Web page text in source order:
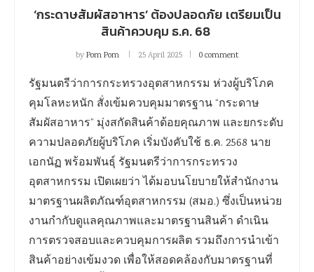
‘กระดาษสัมผัสอาหาร’ ต้องปลอดภัย เตรียมเป็น
สินค้าควบคุม ธ.ค. 68
byPom Pom 25 April 2025 0 comment
รัฐมนตรีว่าการกระทรวงอุตสาหกรรม ห่วงผู้บริโภค
คุมโลหะหนัก สั่งเข้มควบคุมมาตรฐาน “กระดาษ
สัมผัสอาหาร” มุ่งสกัดสินค้าด้อยคุณภาพ และยกระดับ
ความปลอดภัยผู้บริโภค เริ่มบังคับใช้ ธ.ค. 2568 นาย
เอกนัฏ พร้อมพันธุ์ รัฐมนตรีว่าการกระทรวง
อุตสาหกรรม เปิดเผยว่า ได้มอบนโยบายให้สำนักงาน
มาตรฐานผลิตภัณฑ์อุตสาหกรรม (สมอ.) ซึ่งเป็นหน่วย
งานกำกับดูแลคุณภาพและมาตรฐานสินค้า ดำเนิน
การตรวจสอบและควบคุมการผลิต รวมถึงการนำเข้า
สินค้าอย่างเข้มงวด เพื่อให้สอดคล้องกับมาตรฐานที่